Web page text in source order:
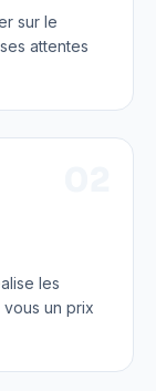
sur le
attentes
les
un prix